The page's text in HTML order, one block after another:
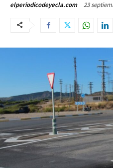
elperiodicodeyecla.com 23